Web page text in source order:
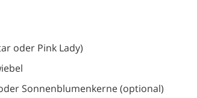
oder Pink Lady)
Sonnenblumenkerne (optional)